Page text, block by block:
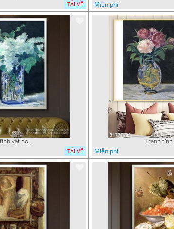
TẢI VỀ
Miễn phí
Tranh tĩnh vật hoa quả sơn dầu trang trí tường đẹp
TẢI VỀ
Miễn phí